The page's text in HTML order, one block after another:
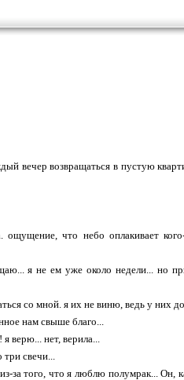
вечер возвращаться в пустую
что небо оплакивает
я не ем уже около недели... но
со мной. я их не виню, ведь у них
нам свыше благо...
верю... нет, верила...
три свечи...
за того, что я люблю полумрак...